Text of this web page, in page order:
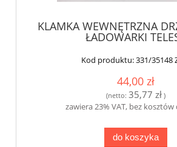
KLAMKA WEWNĘTRZNA
ŁADOWARKI
Kod produktu:331/35148
44,00 zł
(netto: 35,77 zł )
zawiera 23% VAT, bez
do koszyka